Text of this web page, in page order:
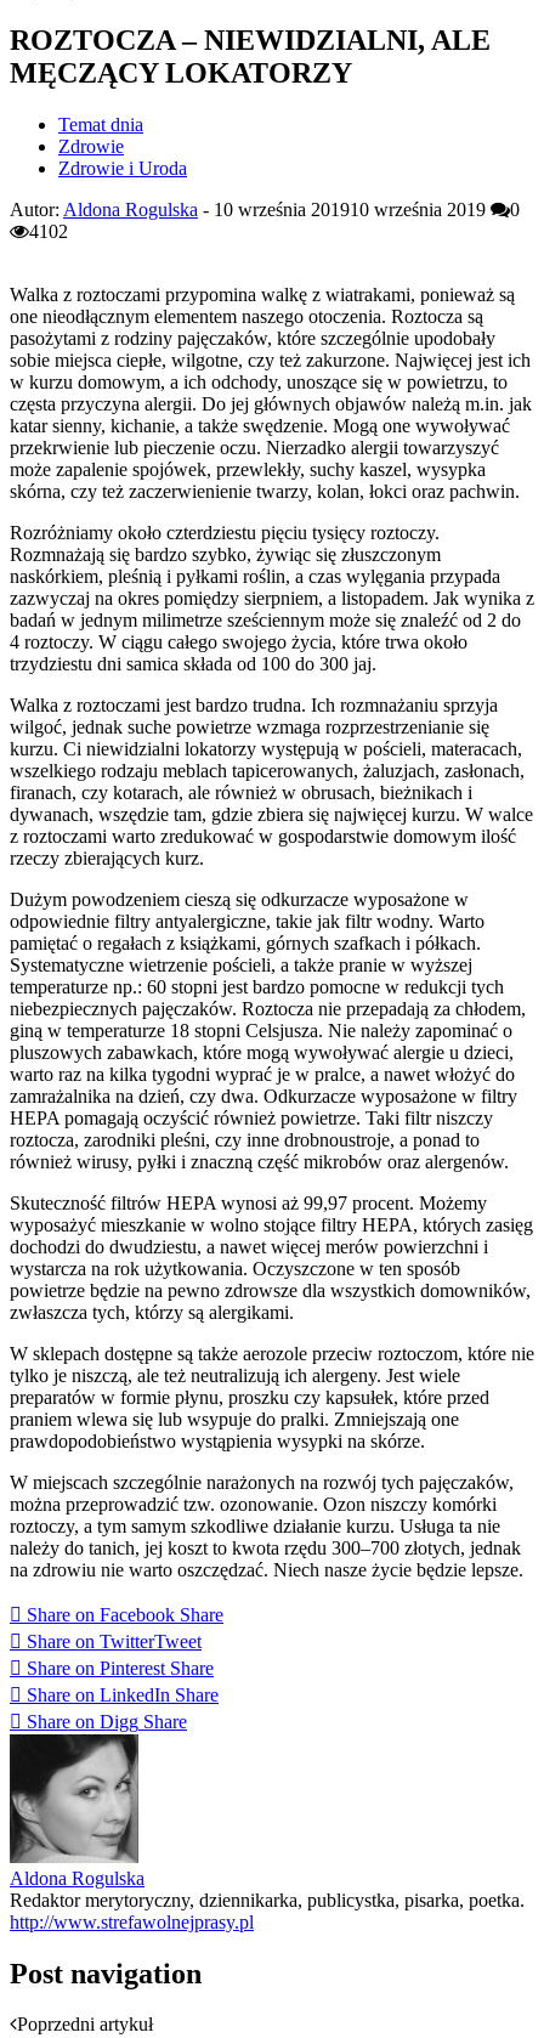
ROZTOCZA – NIEWIDZIALNI, ALE
MĘCZĄCY LOKATORZY
Temat dnia
Zdrowie
Zdrowie i Uroda
Autor: Aldona Rogulska - 10 września 201910 września 2019
0
4102
Walka z roztoczami przypomina walkę z wiatrakami, ponieważ są
one nieodłącznym elementem naszego otoczenia. Roztocza są
pasożytami z rodziny pajęczaków, które szczególnie upodobały
sobie miejsca ciepłe, wilgotne, czy też zakurzone. Najwięcej jest ich
w kurzu domowym, a ich odchody, unoszące się w powietrzu, to
częsta przyczyna alergii. Do jej głównych objawów należą m.in. jak
katar sienny, kichanie, a także swędzenie. Mogą one wywoływać
przekrwienie lub pieczenie oczu. Nierzadko alergii towarzyszyć
może zapalenie spojówek, przewlekły, suchy kaszel, wysypka
skórna, czy też zaczerwienienie twarzy, kolan, łokci oraz pachwin.
Rozróżniamy około czterdziestu pięciu tysięcy roztoczy.
Rozmnażają się bardzo szybko, żywiąc się złuszczonym
naskórkiem, pleśnią i pyłkami roślin, a czas wylęgania przypada
zazwyczaj na okres pomiędzy sierpniem, a listopadem. Jak wynika z
badań w jednym milimetrze sześciennym może się znaleźć od 2 do
4 roztoczy. W ciągu całego swojego życia, które trwa około
trzydziestu dni samica składa od 100 do 300 jaj.
Walka z roztoczami jest bardzo trudna. Ich rozmnażaniu sprzyja
wilgoć, jednak suche powietrze wzmaga rozprzestrzenianie się
kurzu. Ci niewidzialni lokatorzy występują w pościeli, materacach,
wszelkiego rodzaju meblach tapicerowanych, żaluzjach, zasłonach,
firanach, czy kotarach, ale również w obrusach, bieżnikach i
dywanach, wszędzie tam, gdzie zbiera się najwięcej kurzu. W walce
z roztoczami warto zredukować w gospodarstwie domowym ilość
rzeczy zbierających kurz.
Dużym powodzeniem cieszą się odkurzacze wyposażone w
odpowiednie filtry antyalergiczne, takie jak filtr wodny. Warto
pamiętać o regałach z książkami, górnych szafkach i półkach.
Systematyczne wietrzenie pościeli, a także pranie w wyższej
temperaturze np.: 60 stopni jest bardzo pomocne w redukcji tych
niebezpiecznych pajęczaków. Roztocza nie przepadają za chłodem,
giną w temperaturze 18 stopni Celsjusza. Nie należy zapominać o
pluszowych zabawkach, które mogą wywoływać alergie u dzieci,
warto raz na kilka tygodni wyprać je w pralce, a nawet włożyć do
zamrażalnika na dzień, czy dwa. Odkurzacze wyposażone w filtry
HEPA pomagają oczyścić również powietrze. Taki filtr niszczy
roztocza, zarodniki pleśni, czy inne drobnoustroje, a ponad to
również wirusy, pyłki i znaczną część mikrobów oraz alergenów.
Skuteczność filtrów HEPA wynosi aż 99,97 procent. Możemy
wyposażyć mieszkanie w wolno stojące filtry HEPA, których zasięg
dochodzi do dwudziestu, a nawet więcej merów powierzchni i
wystarcza na rok użytkowania. Oczyszczone w ten sposób
powietrze będzie na pewno zdrowsze dla wszystkich domowników,
zwłaszcza tych, którzy są alergikami.
W sklepach dostępne są także aerozole przeciw roztoczom, które nie
tylko je niszczą, ale też neutralizują ich alergeny. Jest wiele
preparatów w formie płynu, proszku czy kapsułek, które przed
praniem wlewa się lub wsypuje do pralki. Zmniejszają one
prawdopodobieństwo wystąpienia wysypki na skórze.
W miejscach szczególnie narażonych na rozwój tych pajęczaków,
można przeprowadzić tzw. ozonowanie. Ozon niszczy komórki
roztoczy, a tym samym szkodliwe działanie kurzu. Usługa ta nie
należy do tanich, jej koszt to kwota rzędu 300–700 złotych, jednak
na zdrowiu nie warto oszczędzać. Niech nasze życie będzie lepsze.
Share on Facebook Share
Share on TwitterTweet
Share on Pinterest Share
Share on LinkedIn Share
Share on Digg Share
Aldona Rogulska
Redaktor merytoryczny, dziennikarka, publicystka, pisarka, poetka.
http://www.strefawolnejprasy.pl
Post navigation
Poprzedni artykuł